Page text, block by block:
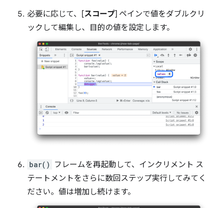
必要に応じて、[スコープ] ペインで値をダブルクリ
ックして編集し、目的の値を設定します。
bar()
フレームを再起動して、インクリメント ス
テートメントをさらに数回ステップ実行してみてく
ださい。値は増加し続けます。